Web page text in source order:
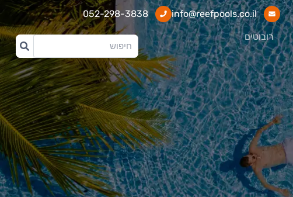
info@reefpools.co.il
052-298-3838
רובוטים